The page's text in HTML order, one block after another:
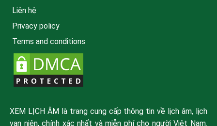
Liên hệ
Privacy policy
Terms and conditions
XEM LỊCH ÂM là trang cung cấp thông tin về lịch âm, lịch
vạn niên, chính xác nhất và miễn phí cho người Việt Nam.